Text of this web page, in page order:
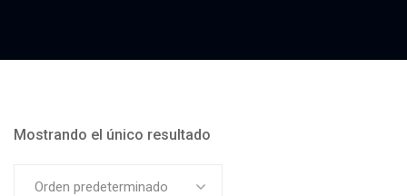
Mostrando el único resultado
Orden predeterminado